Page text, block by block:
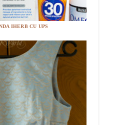
IHERB CU UPS